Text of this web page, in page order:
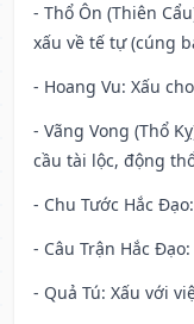
- Thổ Ôn (Thiên
xấu về tế tự (cúng
- Hoang Vu: Xấu
- Vãng Vong (Thổ
cầu tài lộc, động
- Chu Tước Hắc
- Câu Trận Hắc
- Quả Tú: Xấu với